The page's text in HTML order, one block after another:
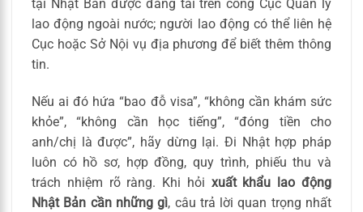
tại Nhật Bản được đăng tải trên cổng Cục Quản lý
lao động ngoài nước; người lao động có thể liên hệ
Cục hoặc Sở Nội vụ địa phương để biết thêm thông
tin.
Nếu ai đó hứa “bao đỗ visa”, “không cần khám sức
khỏe”, “không cần học tiếng”, “đóng tiền cho
anh/chị là được”, hãy dừng lại. Đi Nhật hợp pháp
luôn có hồ sơ, hợp đồng, quy trình, phiếu thu và
trách nhiệm rõ ràng. Khi hỏi xuất khẩu lao động
Nhật Bản cần những gì, câu trả lời quan trọng nhất